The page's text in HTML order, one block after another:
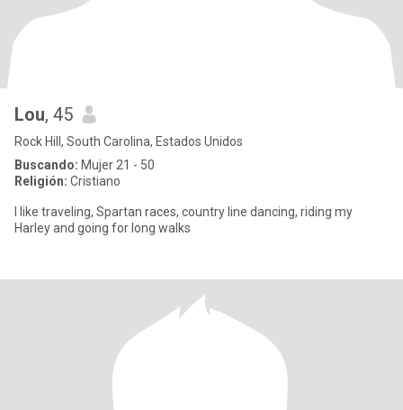
Lou, 45
Rock Hill, South Carolina, Estados Unidos
Buscando: Mujer 21 - 50
Religión: Cristiano
I like traveling, Spartan races, country line dancing, riding my
Harley and going for long walks